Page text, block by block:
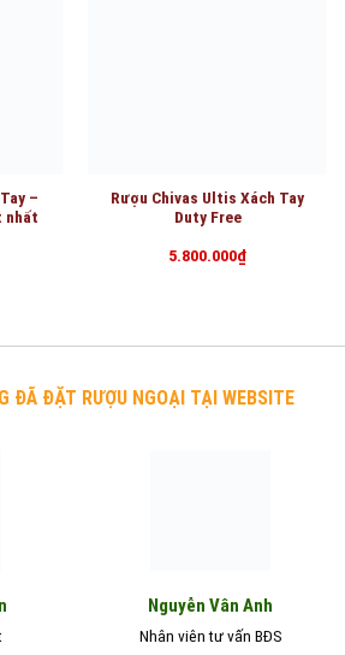
–
nhất
Rượu Chivas Ultis Xách Tay
Duty Free
5.800.000₫
ĐÃ ĐẶT RƯỢU NGOẠI TẠI WEBSITE
Nguyễn Vân Anh
Nhân viên tư vấn BĐS